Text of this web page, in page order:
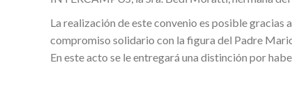
La realización de este convenio es posible
compromiso solidario con la figura del Padre
En este acto se le entregará una distinción por